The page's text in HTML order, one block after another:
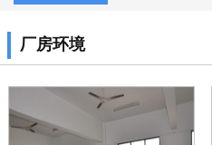
厂房环境